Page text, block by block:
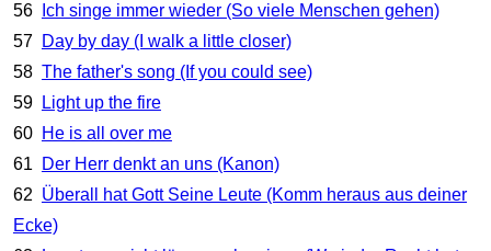
56
Ich singe immer wieder (So viele Menschen gehen)
57 Day by day (I walk a little closer)
58 The father's song (If you could see)
59
Light up the fire
60 He is all over me
61
Der Herr denkt an uns (Kanon)
62 Überall hat Gott Seine Leute (Komm heraus aus deiner
Ecke)